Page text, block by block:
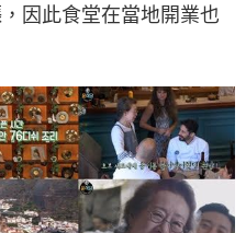
因此食堂在當地開業也